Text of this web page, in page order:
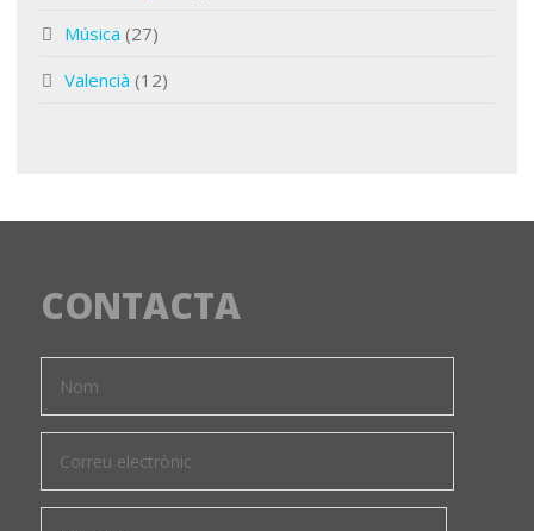
Música (27)
Valencià (12)
CONTACTA